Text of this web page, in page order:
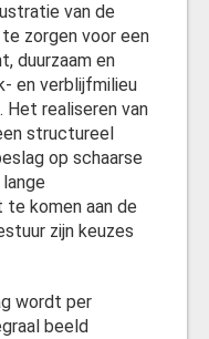
van de
zorgen voor een
duurzaam en
en verblijfmilieu
Het realiseren van
structureel
op schaarse
te komen aan de
zijn keuzes
wordt per
beeld